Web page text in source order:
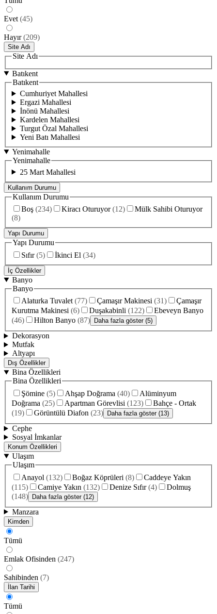
Evet (45)
Hayır (209)
Site Adı
Site Adı
Batıkent
Batıkent
Cumhuriyet Mahallesi
Ergazi Mahallesi
İnönü Mahallesi
Kardelen Mahallesi
Turgut Özal Mahallesi
Yeni Batı Mahallesi
Yenimahalle
Yenimahalle
25 Mart Mahallesi
Kullanım Durumu
Kullanım Durumu
Boş (234) Kiracı Oturuyor (12)
Mülk Sahibi Oturuyor
(8)
Yapı Durumu
Yapı Durumu
Sıfır (5) İkinci El (34)
İç Özellikler
Banyo
Banyo
Alaturka Tuvalet (77) Çamaşır Makinesi (31)
Çamaşır
Kurutma Makinesi (6) Duşakabinli (122)
Ebeveyn Banyo
(46) Hilton Banyo (87) Daha fazla göster (5)
Dekorasyon
Mutfak
Altyapı
Dış Özellikler
Bina Özellikleri
Bina Özellikleri
Şömine (5) Ahşap Doğrama (40)
Alüminyum
Doğrama (25) Apartman Görevlisi (123)
Bahçe - Ortak
(19) Görüntülü Diafon (23) Daha fazla göster (13)
Cephe
Sosyal İmkanlar
Konum Özellikleri
Ulaşım
Ulaşım
Anayol (132) Boğaz Köprüleri (8)
Caddeye Yakın
(115) Camiye Yakın (132) Denize Sıfır (4)
Dolmuş
(148) Daha fazla göster (12)
Manzara
Kimden
Tümü
Emlak Ofisinden (247)
Sahibinden (7)
İlan Tarihi
Tümü